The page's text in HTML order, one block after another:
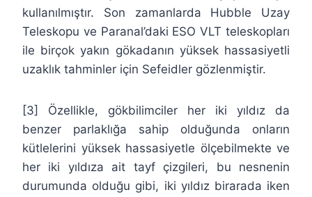
kullanılmıştır. Son zamanlarda Hubble Uzay
Teleskopu ve Paranal’daki ESO VLT teleskopları
ile birçok yakın gökadanın yüksek hassasiyetli
uzaklık tahminler için Sefeidler gözlenmiştir.
[3] Özellikle, gökbilimciler her iki yıldız da
benzer parlaklığa sahip olduğunda onların
kütlelerini yüksek hassasiyetle ölçebilmekte ve
her iki yıldıza ait tayf çizgileri, bu nesnenin
durumunda olduğu gibi, iki yıldız birarada iken